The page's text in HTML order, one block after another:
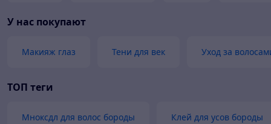
У нас покупают
Макияж глаз Тени для век Уход за
ТОП теги
Мноксдл для волос бороды Клей для усов бороды